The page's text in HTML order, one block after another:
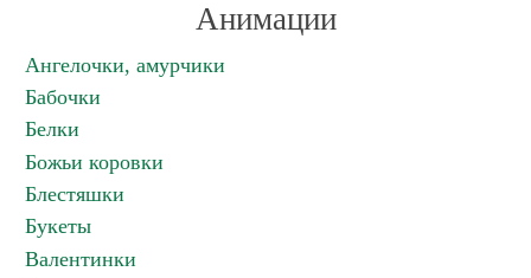
Анимации
Ангелочки, амурчики
Бабочки
Белки
Божьи коровки
Блестяшки
Букеты
Валентинки